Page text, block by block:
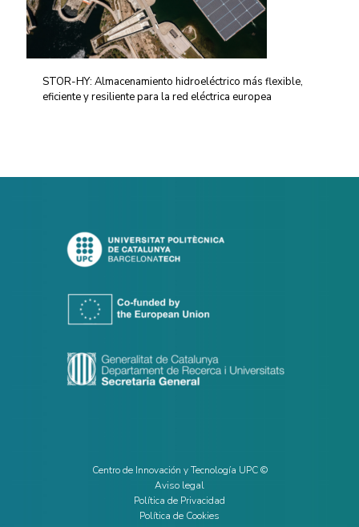
STOR-HY: Almacenamiento hidroeléctrico más flexible,
eficiente y resiliente para la red eléctrica europea
Centro de Innovación y Tecnología UPC ©
Aviso legal
Política de Privacidad
Política de Cookies